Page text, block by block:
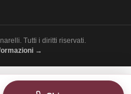
Tutti i diritti riservati.
→